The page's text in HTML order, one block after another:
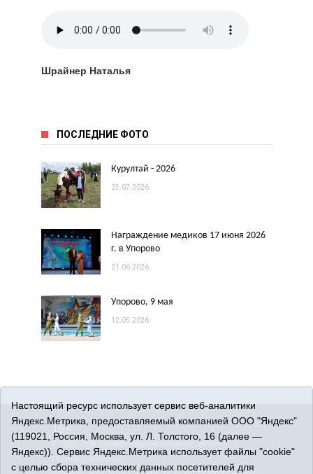
Шрайнер Наталья
ПОСЛЕДНИЕ ФОТО
Курултай - 2026
23.07.2026
Награждение медиков 17 июня 2026
г. в Упорово
21.06.2026
Упорово, 9 мая
12.05.2026
16+
© 2015-2026 Сетевое издание «Упорово онлайн».
Политика оператора
Настоящий ресурс использует сервис веб-аналитики
Яндекс.Метрика, предоставляемый компанией ООО "Яндекс"
(119021, Россия, Москва, ул. Л. Толстого, 16 (далее —
Яндекс)). Сервис Яндекс.Метрика использует файлы "cookie"
с целью сбора технических данных посетителей для